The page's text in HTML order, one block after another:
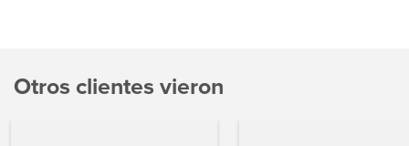
Otros clientes vieron